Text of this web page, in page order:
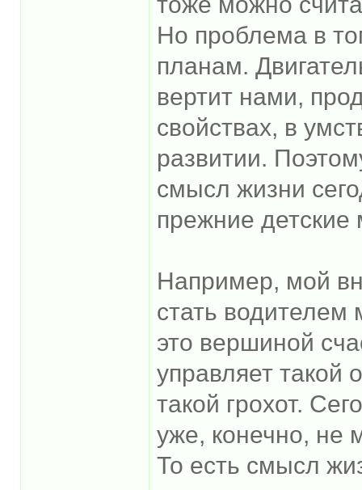
Но проблема в
планам.
вертит нами,
свойствах, в
развитии.
смысл жизни
прежние детские
Например, мой
стать
это вершиной
управляет такой
такой грохот.
уже, конечно, не
То есть смысл